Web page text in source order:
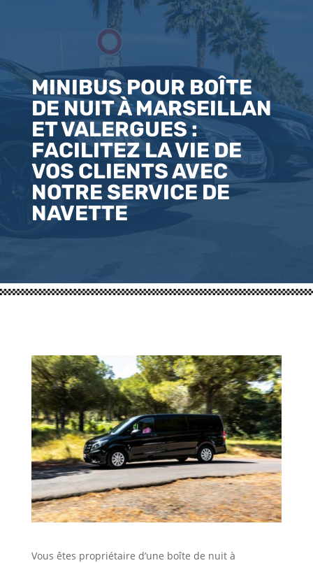
MINIBUS POUR BOÎTE
DE NUIT À MARSEILLAN
ET VALERGUES :
FACILITEZ LA VIE DE
VOS CLIENTS AVEC
NOTRE SERVICE DE
NAVETTE
Vous êtes propriétaire d’une boîte de nuit à